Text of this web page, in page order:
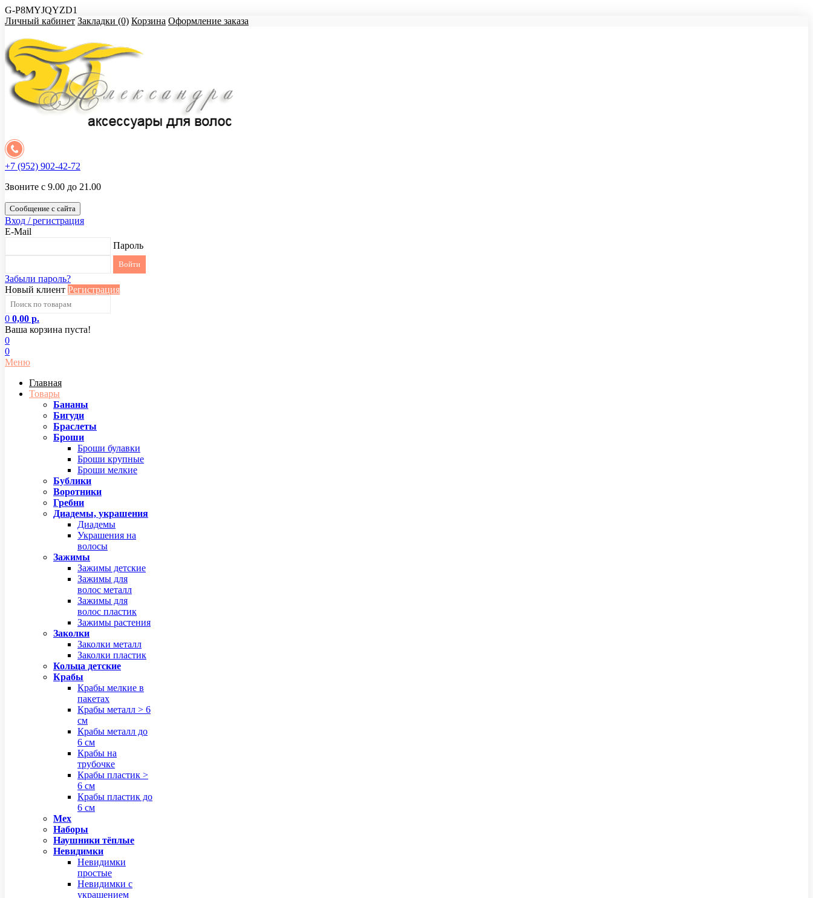
G-P8MYJQYZD1
Личный кабинет Закладки (0) Корзина Оформление заказа
+7 (952) 902-42-72
Звоните с 9.00 до 21.00
Сообщение с сайта
Вход / регистрация
E-Mail
Пароль
Забыли пароль?
Новый клиент Регистрация
0 0,00 р.
Ваша корзина пуста!
0
0
Меню
Главная
Товары
Бананы
Бигуди
Браслеты
Броши
Броши булавки
Броши крупные
Броши мелкие
Бублики
Воротники
Гребни
Диадемы, украшения
Диадемы
Украшения на
волосы
Зажимы
Зажимы детские
Зажимы для
волос металл
Зажимы для
волос пластик
Зажимы растения
Заколки
Заколки металл
Заколки пластик
Кольца детские
Крабы
Крабы мелкие в
пакетах
Крабы металл > 6
см
Крабы металл до
6 см
Крабы на
трубочке
Крабы пластик >
6 см
Крабы пластик до
6 см
Мех
Наборы
Наушники тёплые
Невидимки
Невидимки
простые
Невидимки с
украшением